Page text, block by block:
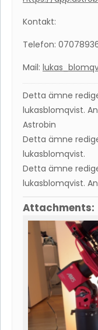
Kontakt:
Telefon:
Mail:
Detta ämne
lukasblomqvist.
Astrobin
Detta ämne
lukasblomqvist.
Detta ämne
lukasblomqvist.
Attachments: